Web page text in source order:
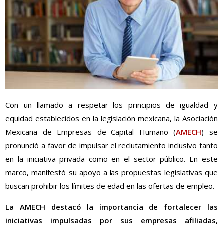
Con un llamado a respetar los principios de igualdad y
equidad establecidos en la legislación mexicana, la Asociación
Mexicana de Empresas de Capital Humano (AMECH) se
pronunció a favor de impulsar el reclutamiento inclusivo tanto
en la iniciativa privada como en el sector público. En este
marco, manifestó su apoyo a las propuestas legislativas que
buscan prohibir los límites de edad en las ofertas de empleo.
La AMECH destacó la importancia de fortalecer las
iniciativas impulsadas por sus empresas afiliadas,